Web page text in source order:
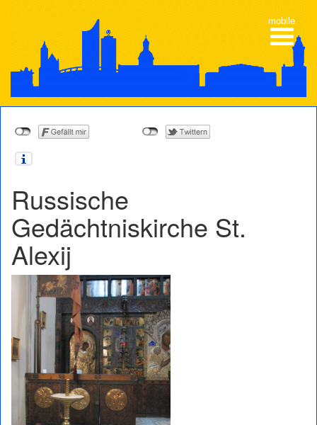
Russische
Gedächtniskirche St.
Alexij
mobile